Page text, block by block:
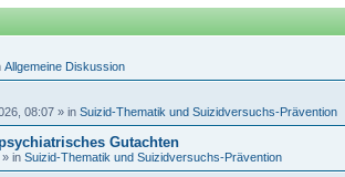
Allgemeine Diskussion
08:07 » in Suizid-Thematik und Suizidversuchs-Prävention
Gutachten
» in Suizid-Thematik und Suizidversuchs-Prävention